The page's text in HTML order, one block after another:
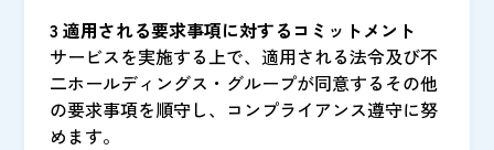
3 適用される要求事項に対するコミットメント
サービスを実施する上で、適用される法令及び不
二ホールディングス・グループが同意するその他
の要求事項を順守し、コンプライアンス遵守に努
めます。